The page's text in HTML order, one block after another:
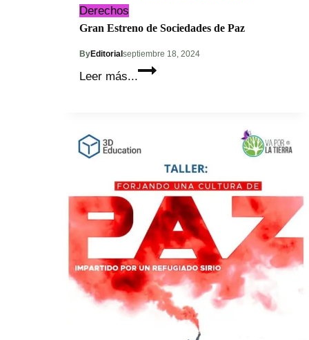
Derechos
Gran Estreno de Sociedades de Paz
ByEditorial septiembre 18, 2024
Leer más...
Gran